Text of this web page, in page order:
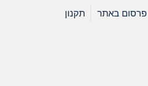
פרסום באתר תקנון